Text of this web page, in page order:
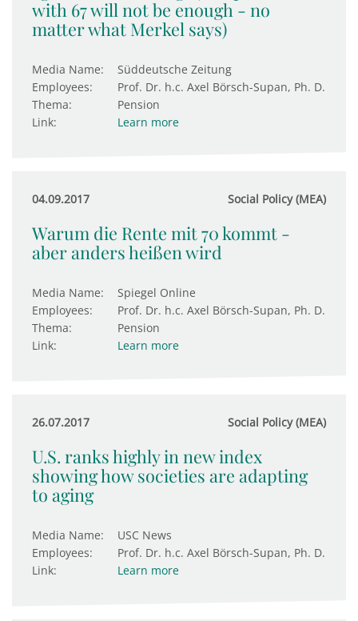
with 67 will not be enough - no
matter what Merkel says)
Media Name:
Süddeutsche Zeitung
Employees:
Prof. Dr. h.c. Axel Börsch-Supan, Ph. D.
Thema:
Pension
Link:
Learn more
04.09.2017 Social Policy (MEA)
Warum die Rente mit 70 kommt -
aber anders heißen wird
Media Name:
Spiegel Online
Employees:
Prof. Dr. h.c. Axel Börsch-Supan, Ph. D.
Thema:
Pension
Link:
Learn more
26.07.2017 Social Policy (MEA)
U.S. ranks highly in new index
showing how societies are adapting
to aging
Media Name:
USC News
Employees:
Prof. Dr. h.c. Axel Börsch-Supan, Ph. D.
Link:
Learn more